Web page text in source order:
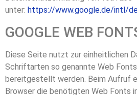
unter: https://www.google.de/intl/
GOOGLE WEB
Diese Seite nutzt zur einheitlichen
Schriftarten so genannte Web
bereitgestellt werden. Beim Aufruf
Browser die benötigten Web Fonts